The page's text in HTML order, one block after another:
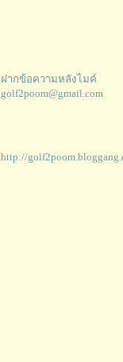
ฝากข้อความหลังไมค์
golf2poom@gmail.com
http://